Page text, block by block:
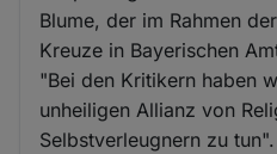
Blume, der im Rahmen
Kreuze in Bayerischen
"Bei den Kritikern haben
unheiligen Allianz von
Selbstverleugnern zu tun".